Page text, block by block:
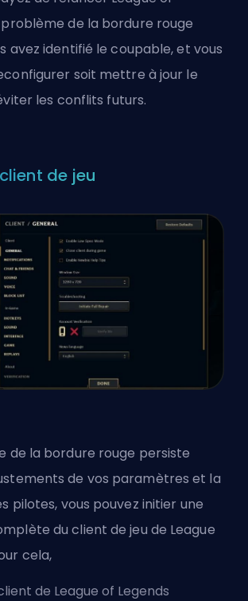
problème de la bordure rouge
avez identifié le coupable, et vous
soit mettre à jour le
les conflits futurs.
de jeu
de la bordure rouge persiste
de vos paramètres et la
pilotes, vous pouvez initier une
du client de jeu de League
cela,
de League of Legends